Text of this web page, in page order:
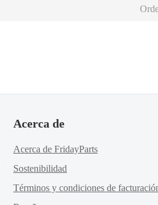
Acerca de
Acerca de FridayParts
Sostenibilidad
Términos y condiciones de